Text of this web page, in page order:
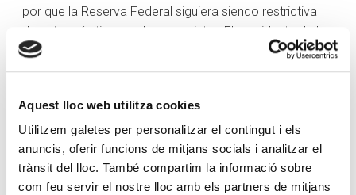
Aquest lloc web utilitza cookies
Utilitzem galetes per personalitzar el contingut i els
anuncis, oferir funcions de mitjans socials i analitzar el
trànsit del lloc. També compartim la informació sobre
com feu servir el nostre lloc amb els partners de mitjans
por que la Reserva Federal siguiera siendo restrictiva
durante más tiempo de lo previsto. El presidente de la
Fed, Powell, calificó los datos de «bastante mixtos» en
un debate moderado en la reunión anual de la
Las acciones de Alphabet (GOOG) subieron con fuerza
durante la semana. Esto se debió a que Alphabet
presentó nuevas funciones de inteligencia artificial en
su conferencia de desarrolladores.